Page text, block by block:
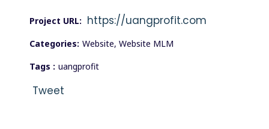
Project URL: https://uangprofit.com
Categories: Website, Website MLM
Tags : uangprofit
Tweet